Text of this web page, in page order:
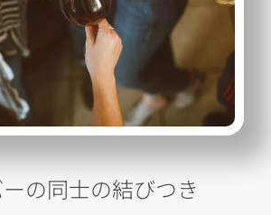
の同士の結びつき